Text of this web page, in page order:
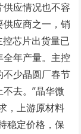
应情况也不容
应商之一，销
芯片出货量已
全年产量。主控
少晶圆厂春节
去。”晶华微
，上游原材料
稳定价格，保